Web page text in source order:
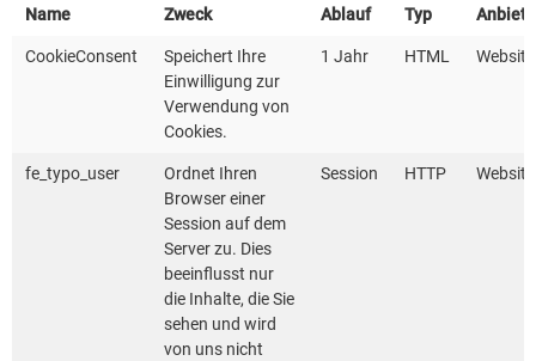
Name Zweck Ablauf Typ
CookieConsent
Speichert Ihre
Einwilligung zur
Verwendung von
Cookies.
1 Jahr HTML Website
fe_typo_user
Ordnet Ihren
Browser einer
Session auf dem
Server zu. Dies
beeinflusst nur
die Inhalte, die Sie
sehen und wird
von uns nicht
Session HTTP Website